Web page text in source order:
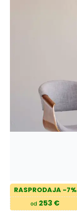
RASPRODAJA -7%
od 253 €